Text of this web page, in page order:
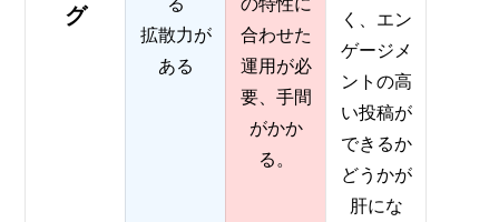
グ
る
拡散力が
ある
の特性に
合わせた
運用が必
要、手間
がかか
る。
く、エン
ゲージメ
ントの高
い投稿が
できるか
どうかが
肝にな